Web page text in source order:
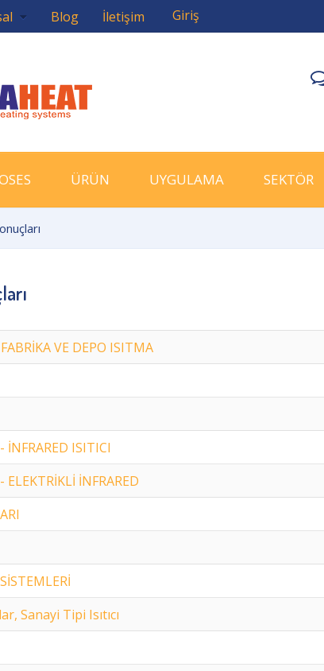
Blog İletişim Giriş
ÜRÜN UYGULAMA SEKTÖR
VE DEPO ISITMA
İNFRARED ISITICI
ELEKTRİKLİ İNFRARED
Sanayi Tipi Isıtıcı